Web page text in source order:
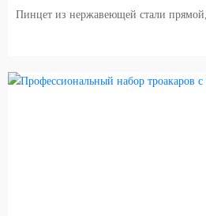
Пинцет из нержавеющей стали